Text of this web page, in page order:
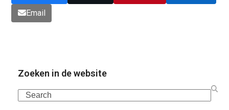
Email
Zoeken in de website
Search